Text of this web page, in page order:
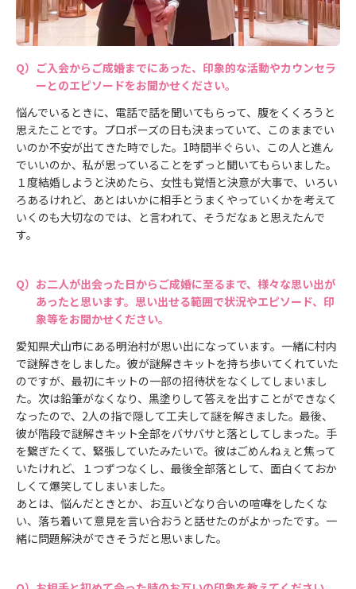
ご入会からご成婚までにあった、印象的な活動やカウンセラ
ーとのエピソードをお聞かせください。
悩んでいるときに、電話で話を聞いてもらって、腹をくくろうと
思えたことです。プロポーズの日も決まっていて、このままでい
いのか不安が出てきた時でした。1時間半ぐらい、この人と進ん
でいいのか、私が思っていることをずっと聞いてもらいました。
１度結婚しようと決めたら、女性も覚悟と決意が大事で、いろい
ろあるけれど、あとはいかに相手とうまくやっていくかを考えて
いくのも大切なのでは、と言われて、そうだなぁと思えたんで
す。
お二人が出会った日からご成婚に至るまで、様々な思い出が
あったと思います。思い出せる範囲で状況やエピソード、印
象等をお聞かせください。
愛知県犬山市にある明治村が思い出になっています。一緒に村内
で謎解きをしました。彼が謎解きキットを持ち歩いてくれていた
のですが、最初にキットの一部の招待状をなくしてしまいまし
た。次は鉛筆がなくなり、黒塗りして答えを出すことができなく
なったので、2人の指で隠して工夫して謎を解きました。最後、
彼が階段で謎解きキット全部をバサバサと落としてしまった。手
を繋ぎたくて、緊張していたみたいで。彼はごめんねぇと焦って
いたけれど、１つずつなくし、最後全部落として、面白くておか
しくて爆笑してしまいました。
あとは、悩んだときとか、お互いどなり合いの喧嘩をしたくな
い、落ち着いて意見を言い合おうと話せたのがよかったです。一
緒に問題解決ができそうだと思いました。